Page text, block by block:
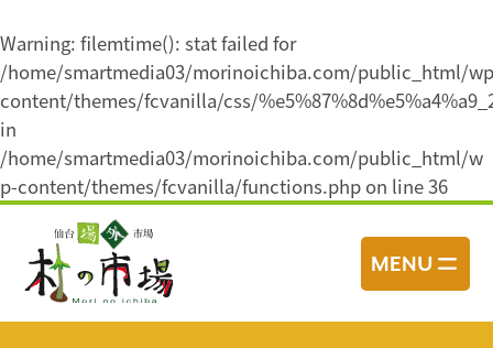
Warning: filemtime(): stat failed for
/home/smartmedia03/morinoichiba.com/public_html/
content/themes/fcvanilla/css/
in
/home/smartmedia03/morinoichiba.com/public_html/w
p-content/themes/fcvanilla/functions.php on line36
MENU